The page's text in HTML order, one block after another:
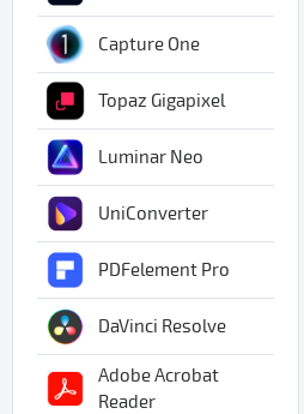
Capture One
Topaz Gigapixel
Luminar Neo
UniConverter
PDFelement Pro
DaVinci Resolve
Adobe Acrobat
Reader